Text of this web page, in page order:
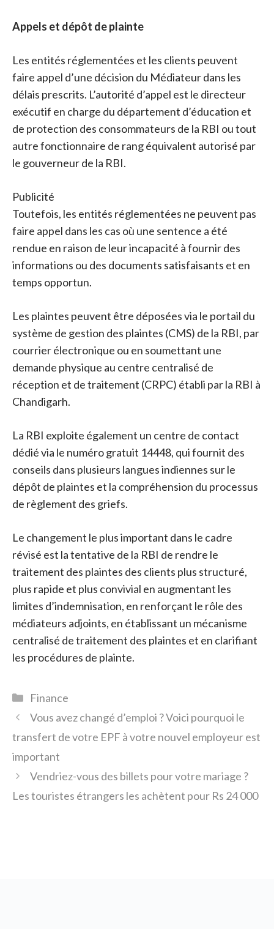
Appels et dépôt de plainte
Les entités réglementées et les clients peuvent
faire appel d’une décision du Médiateur dans les
délais prescrits. L’autorité d’appel est le directeur
exécutif en charge du département d’éducation et
de protection des consommateurs de la RBI ou tout
autre fonctionnaire de rang équivalent autorisé par
le gouverneur de la RBI.
Publicité
Toutefois, les entités réglementées ne peuvent pas
faire appel dans les cas où une sentence a été
rendue en raison de leur incapacité à fournir des
informations ou des documents satisfaisants et en
temps opportun.
Les plaintes peuvent être déposées via le portail du
système de gestion des plaintes (CMS) de la RBI, par
courrier électronique ou en soumettant une
demande physique au centre centralisé de
réception et de traitement (CRPC) établi par la RBI à
Chandigarh.
La RBI exploite également un centre de contact
dédié via le numéro gratuit 14448, qui fournit des
conseils dans plusieurs langues indiennes sur le
dépôt de plaintes et la compréhension du processus
de règlement des griefs.
Le changement le plus important dans le cadre
révisé est la tentative de la RBI de rendre le
traitement des plaintes des clients plus structuré,
plus rapide et plus convivial en augmentant les
limites d’indemnisation, en renforçant le rôle des
médiateurs adjoints, en établissant un mécanisme
centralisé de traitement des plaintes et en clarifiant
les procédures de plainte.
Catégories
Finance
Vous avez changé d’emploi ? Voici pourquoi le
transfert de votre EPF à votre nouvel employeur est
important
Vendriez-vous des billets pour votre mariage ?
Les touristes étrangers les achètent pour Rs 24 000